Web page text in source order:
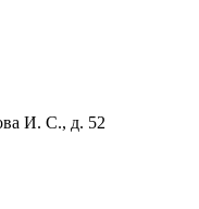
И. С., д. 52